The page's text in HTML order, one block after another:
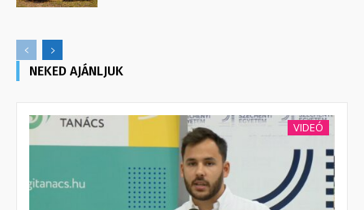
NEKED AJÁNLJUK
VIDEÓ